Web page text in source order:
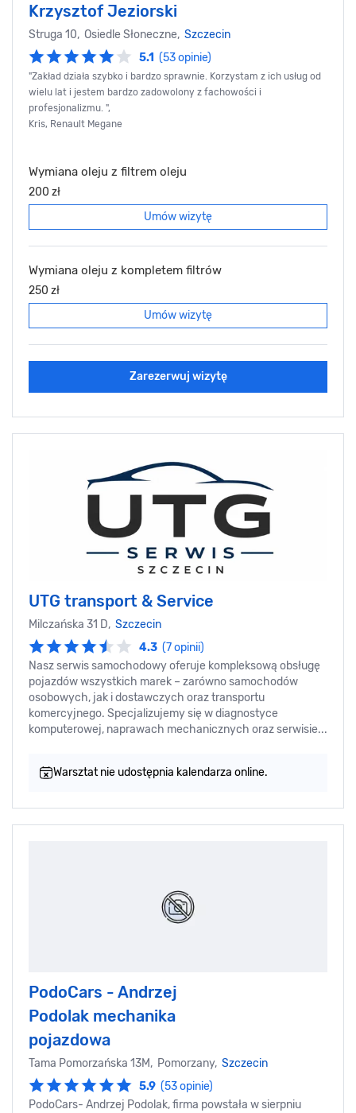
Krzysztof Jeziorski
Struga 10, Osiedle Słoneczne, Szczecin
5.1 (53 opinie)
"Zakład działa szybko i bardzo sprawnie. Korzystam z ich usług od
wielu lat i jestem bardzo zadowolony z fachowości i
profesjonalizmu. ",
Kris, Renault Megane
Wymiana oleju z filtrem oleju
200 zł
Umów wizytę
Wymiana oleju z kompletem filtrów
250 zł
Umów wizytę
Zarezerwuj wizytę
UTG transport & Service
Milczańska 31 D, Szczecin
4.3 (7 opinii)
Nasz serwis samochodowy oferuje kompleksową obsługę
pojazdów wszystkich marek – zarówno samochodów
osobowych, jak i dostawczych oraz transportu
komercyjnego. Specjalizujemy się w diagnostyce
komputerowej, naprawach mechanicznych oraz serwisie...
Warsztat nie udostępnia kalendarza online.
PodoCars - Andrzej
Podolak mechanika
pojazdowa
Tama Pomorzańska 13M, Pomorzany, Szczecin
5.9 (53 opinie)
PodoCars- Andrzej Podolak, firma powstała w sierpniu